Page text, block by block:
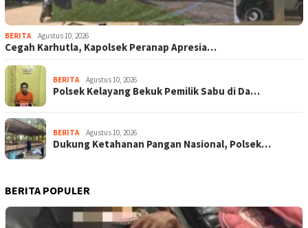
BERITA Agustus 10, 2026
Cegah Karhutla, Kapolsek Peranap Apresia…
BERITA Agustus 10, 2026
Polsek Kelayang Bekuk Pemilik Sabu di Da…
BERITA Agustus 10, 2026
Dukung Ketahanan Pangan Nasional, Polsek…
BERITA POPULER